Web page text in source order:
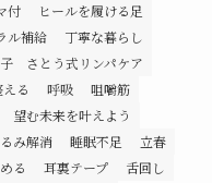
付
ヒールを履ける足
ル補給
丁寧な暮らし
さとう式リンパケア
る 呼吸
咀嚼筋
望む未来を叶えよう
み解消 睡眠不足
立春
る 耳裏テープ
舌回し